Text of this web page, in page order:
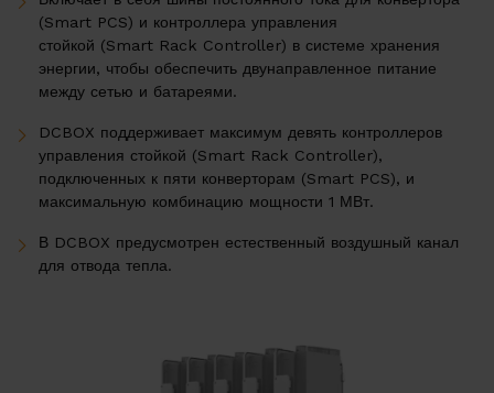
(Smart PCS) и контроллера управления
стойкой (Smart Rack Controller) в системе хранения
энергии, чтобы обеспечить двунаправленное питание
между сетью и батареями.
DCBOX поддерживает максимум девять контроллеров
управления стойкой (Smart Rack Controller),
подключенных к пяти конверторам (Smart PCS), и
максимальную комбинацию мощности 1 МВт.
В DCBOX предусмотрен естественный воздушный канал
для отвода тепла.
Проекты
EMS
Техническая поддержка
Дистрибьюторы и партнеры
О нас
Дистрибьюторы и партнеры